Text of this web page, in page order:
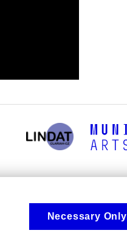
Necessary Only